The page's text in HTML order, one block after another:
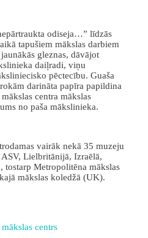
odiseja…” līdzās
tapušiem mākslas darbiem
gleznas, dāvājot
daiļradi, viņu
pēctecību. Guaša
darināta papīra papildina
centra mākslas
no paša mākslinieka.
vairāk nekā 35 muzeju
Lielbritānijā, Izraēlā,
Metropolitēna mākslas
mākslas koledžā (UK).
centrs